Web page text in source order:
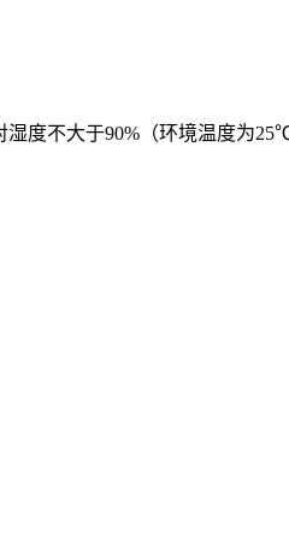
度不大于90%（环境温度为